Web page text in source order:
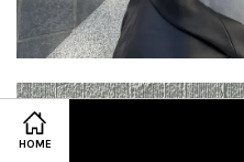
HOME